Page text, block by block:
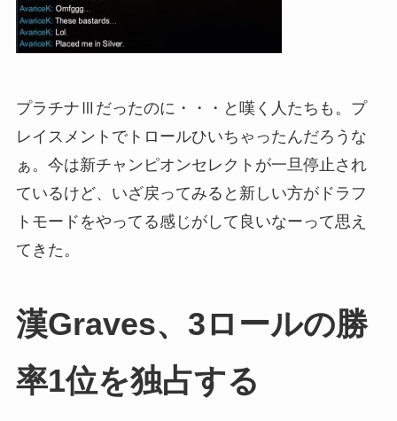
プラチナⅢだったのに・・・と嘆く人たちも。プ
レイスメントでトロールひいちゃったんだろうな
ぁ。今は新チャンピオンセレクトが一旦停止され
ているけど、いざ戻ってみると新しい方がドラフ
トモードをやってる感じがして良いなーって思え
てきた。
漢Graves、3ロールの勝
率1位を独占する